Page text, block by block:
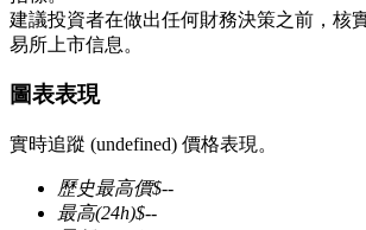
多種以USDT結算的永續合約
建議投資者在做出任何財務決策之前，核
易所上市信息。
圖表表現
實時追蹤 (undefined) 價格表現。
歷史最高價$--
最高(24h)$--